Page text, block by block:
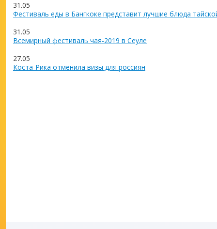
31.05
Фестиваль еды в Бангкоке представит лучшие блюда
31.05
Всемирный фестиваль чая-2019 в Сеуле
27.05
Коста-Рика отменила визы для россиян